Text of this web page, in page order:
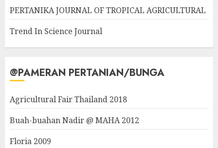
PERTANIKA JOURNAL OF TROPICAL AGRICULTURAL
Trend In Science Journal
@PAMERAN PERTANIAN/BUNGA
Agricultural Fair Thailand 2018
Buah-buahan Nadir @ MAHA 2012
Floria 2009